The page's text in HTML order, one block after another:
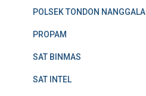
POLSEK TONDON NANGGALA
PROPAM
SAT BINMAS
SAT INTEL